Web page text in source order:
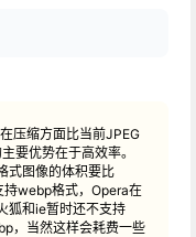
压缩方面比当前JPEG
要优势在于高效率。
式图像的体积要比
持webp格式，Opera在
狐和ie暂时还不支持
，当然这样会耗费一些